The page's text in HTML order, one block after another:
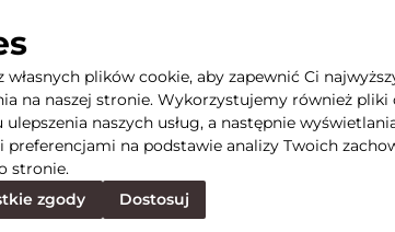
plików cookie, aby zapewnić Ci
na naszej stronie. Wykorzystujemy również pliki
naszych usług, a następnie
preferencjami na podstawie analizy Twoich
stronie.
zgody
Dostosuj